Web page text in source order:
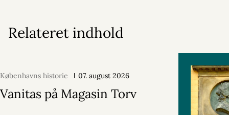
Relateret indhold
Københavns historie 07. august 2026
Vanitas på Magasin Torv